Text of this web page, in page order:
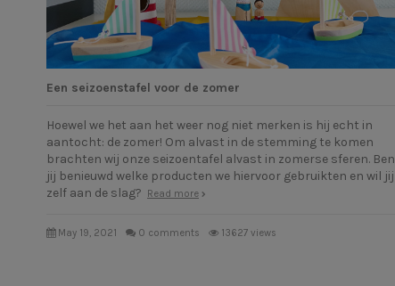
Een seizoenstafel voor de zomer
Hoewel we het aan het weer nog niet merken is hij echt in
aantocht: de zomer! Om alvast in de stemming te komen
brachten wij onze seizoentafel alvast in zomerse sferen. Ben
jij benieuwd welke producten we hiervoor gebruikten en wil jij
zelf aan de slag?
Read more
May 19, 2021 0 comments 13627 views